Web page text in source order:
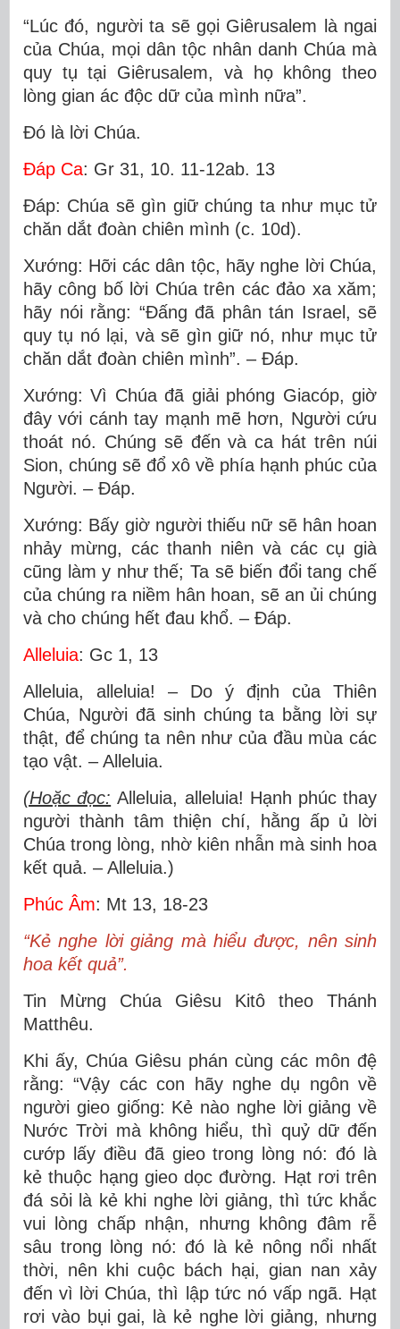
“Lúc đó, người ta sẽ gọi Giêrusalem là ngai
của Chúa, mọi dân tộc nhân danh Chúa mà
quy tụ tại Giêrusalem, và họ không theo
lòng gian ác độc dữ của mình nữa”.
Ðó là lời Chúa.
Ðáp Ca: Gr 31, 10. 11-12ab. 13
Ðáp: Chúa sẽ gìn giữ chúng ta như mục tử
chăn dắt đoàn chiên mình (c. 10d).
Xướng: Hỡi các dân tộc, hãy nghe lời Chúa,
hãy công bố lời Chúa trên các đảo xa xăm;
hãy nói rằng: “Ðấng đã phân tán Israel, sẽ
quy tụ nó lại, và sẽ gìn giữ nó, như mục tử
chăn dắt đoàn chiên mình”. – Ðáp.
Xướng: Vì Chúa đã giải phóng Giacóp, giờ
đây với cánh tay mạnh mẽ hơn, Người cứu
thoát nó. Chúng sẽ đến và ca hát trên núi
Sion, chúng sẽ đổ xô về phía hạnh phúc của
Người. – Ðáp.
Xướng: Bấy giờ người thiếu nữ sẽ hân hoan
nhảy mừng, các thanh niên và các cụ già
cũng làm y như thế; Ta sẽ biến đổi tang chế
của chúng ra niềm hân hoan, sẽ an ủi chúng
và cho chúng hết đau khổ. – Ðáp.
Alleluia: Gc 1, 13
Alleluia, alleluia! – Do ý định của Thiên
Chúa, Người đã sinh chúng ta bằng lời sự
thật, để chúng ta nên như của đầu mùa các
tạo vật. – Alleluia.
(Hoặc đọc: Alleluia, alleluia! Hạnh phúc thay
người thành tâm thiện chí, hằng ấp ủ lời
Chúa trong lòng, nhờ kiên nhẫn mà sinh hoa
kết quả. – Alleluia.)
Phúc Âm: Mt 13, 18-23
“Kẻ nghe lời giảng mà hiểu được, nên sinh
hoa kết quả”.
Tin Mừng Chúa Giêsu Kitô theo Thánh
Matthêu.
Khi ấy, Chúa Giêsu phán cùng các môn đệ
rằng: “Vậy các con hãy nghe dụ ngôn về
người gieo giống: Kẻ nào nghe lời giảng về
Nước Trời mà không hiểu, thì quỷ dữ đến
cướp lấy điều đã gieo trong lòng nó: đó là
kẻ thuộc hạng gieo dọc đường. Hạt rơi trên
đá sỏi là kẻ khi nghe lời giảng, thì tức khắc
vui lòng chấp nhận, nhưng không đâm rễ
sâu trong lòng nó: đó là kẻ nông nổi nhất
thời, nên khi cuộc bách hại, gian nan xảy
đến vì lời Chúa, thì lập tức nó vấp ngã. Hạt
rơi vào bụi gai, là kẻ nghe lời giảng, nhưng